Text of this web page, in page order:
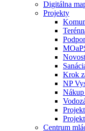
Digitálna
Projekty
Krok
NP
Centrum